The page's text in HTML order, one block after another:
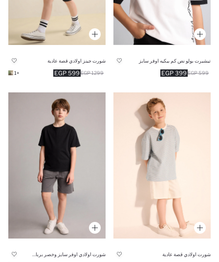
تيشيرت بولو نص كم بيكيه اوفر سايز
399 EGP 599 EGP
شورت جينز اولادي قصة عادية
599 EGP 1299 EGP
+1
شورت اولادي قصة عادية